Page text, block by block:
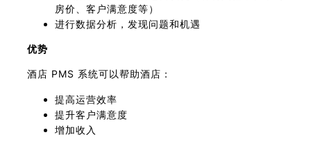
房价、客户满意度等）
进行数据分析，发现问题和机遇
优势
酒店 PMS 系统可以帮助酒店：
提高运营效率
提升客户满意度
增加收入